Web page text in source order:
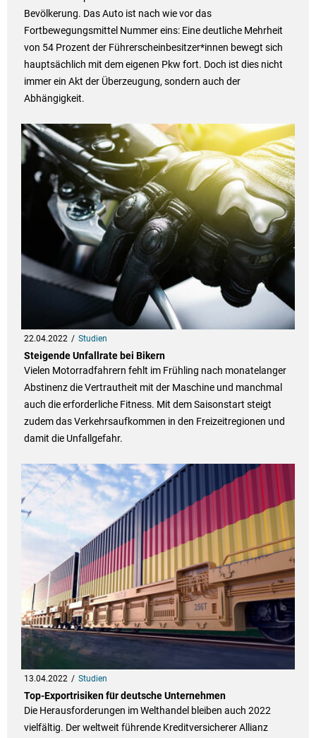
Bevölkerung. Das Auto ist nach wie vor das
Fortbewegungsmittel Nummer eins: Eine deutliche Mehrheit
von 54 Prozent der Führerscheinbesitzer*innen bewegt sich
hauptsächlich mit dem eigenen Pkw fort. Doch ist dies nicht
immer ein Akt der Überzeugung, sondern auch der
Abhängigkeit.
22.04.2022 Studien
Steigende Unfallrate bei Bikern
Vielen Motorradfahrern fehlt im Frühling nach monatelanger
Abstinenz die Vertrautheit mit der Maschine und manchmal
auch die erforderliche Fitness. Mit dem Saisonstart steigt
zudem das Verkehrsaufkommen in den Freizeitregionen und
damit die Unfallgefahr.
13.04.2022 Studien
Top-Exportrisiken für deutsche Unternehmen
Die Herausforderungen im Welthandel bleiben auch 2022
vielfältig. Der weltweit führende Kreditversicherer Allianz